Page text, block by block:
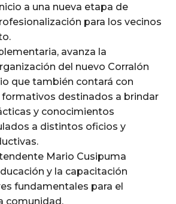
a una nueva etapa de
para los vecinos
avanza la
del nuevo Corralón
que también contará con
destinados a brindar
y conocimientos
a distintos oficios y
Mario Cusipuma
y la capacitación
fundamentales para el
comunidad.